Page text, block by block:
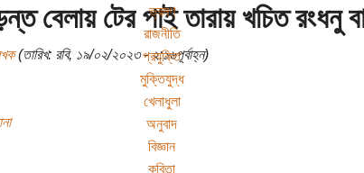
ভ্রমণ
রাজনীতি
প্রযুক্তি
মুক্তিযুদ্ধ
খেলাধুলা
অনুবাদ
বিজ্ঞান
কবিতা
বেলায় টের পাই তারায় খচিত রংধনু
(তারিখ: রবি, ১৯/০২/২০২৩ - ২:১৬পূর্বাহ্ন)